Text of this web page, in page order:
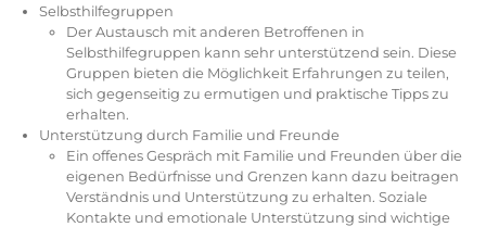
Selbsthilfegruppen
Der Austausch mit anderen Betroffenen in
Selbsthilfegruppen kann sehr unterstützend sein. Diese
Gruppen bieten die Möglichkeit Erfahrungen zu teilen,
sich gegenseitig zu ermutigen und praktische Tipps zu
erhalten.
Unterstützung durch Familie und Freunde
Ein offenes Gespräch mit Familie und Freunden über die
eigenen Bedürfnisse und Grenzen kann dazu beitragen
Verständnis und Unterstützung zu erhalten. Soziale
Kontakte und emotionale Unterstützung sind wichtige